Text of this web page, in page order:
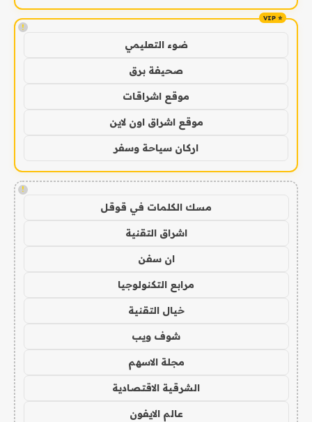
!
ضوء التعليمي
صحيفة برق
موقع اشراقات
موقع اشراق اون لاين
اركان سياحة وسفر
!
مسك الكلمات في قوقل
اشراق التقنية
ان سفن
مرابع التكنولوجيا
خيال التقنية
شوف ويب
مجلة الاسهم
الشرقية الاقتصادية
عالم الايفون